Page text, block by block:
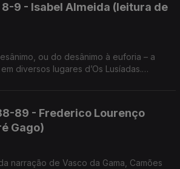
8-9 - Isabel Almeida (leitura de
ou do desânimo à euforia – a
diversos lugares d’Os Lusíadas.
89 - Frederico Lourenço
Gago)
narração de Vasco da Gama, Camões